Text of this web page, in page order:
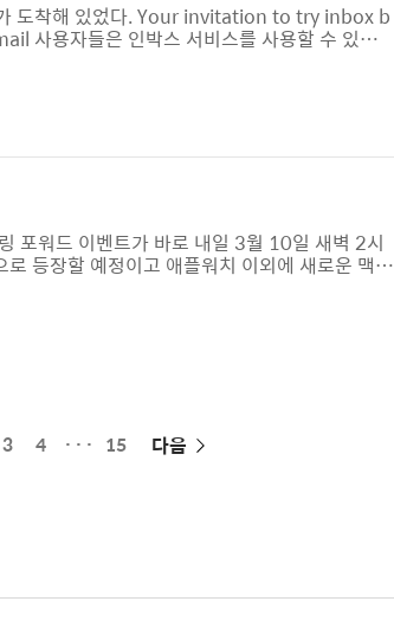
가 도착해 있었다. Your invitation to try inbox b
사용자들은 인박스 서비스를 사용할 수 있었고
대장을 구했지만 정작 인박스를 활성화하고 나
지난 달 구글은 구글앱스 계정을 사용하는 사
포워드 이벤트가 바로 내일 3월 10일 새벽 2시
등장할 예정이고 애플워치 이외에 새로운 맥북
업그레이드 개념의 신제품이라 이번 행사에
시면 될 것 같구요. 당연히 이번 애플 행사의 메
페
3 4 ··· 15 다음